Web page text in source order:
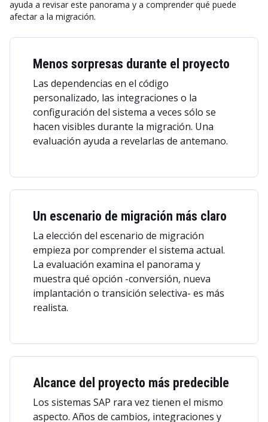
ayuda a revisar este panorama y a comprender qué puede
afectar a la migración.
Menos sorpresas durante el proyecto
Las dependencias en el código
personalizado, las integraciones o la
configuración del sistema a veces sólo se
hacen visibles durante la migración. Una
evaluación ayuda a revelarlas de antemano.
Un escenario de migración más claro
La elección del escenario de migración
empieza por comprender el sistema actual.
La evaluación examina el panorama y
muestra qué opción -conversión, nueva
implantación o transición selectiva- es más
realista.
Alcance del proyecto más predecible
Los sistemas SAP rara vez tienen el mismo
aspecto. Años de cambios, integraciones y